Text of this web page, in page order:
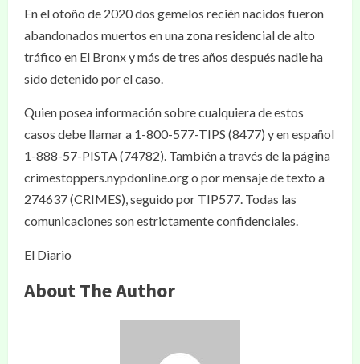
En el otoño de 2020 dos gemelos recién nacidos fueron
abandonados muertos en una zona residencial de alto
tráfico en El Bronx y más de tres años después nadie ha
sido detenido por el caso.
Quien posea información sobre cualquiera de estos
casos debe llamar a 1-800-577-TIPS (8477) y en español
1-888-57-PISTA (74782). También a través de la página
crimestoppers.nypdonline.org o por mensaje de texto a
274637 (CRIMES), seguido por TIP577. Todas las
comunicaciones son estrictamente confidenciales.
El Diario
About The Author